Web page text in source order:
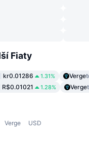
Fiaty
kr0.01286 1.31% Verge
R$0.01021 1.28% Verge
Verge USD